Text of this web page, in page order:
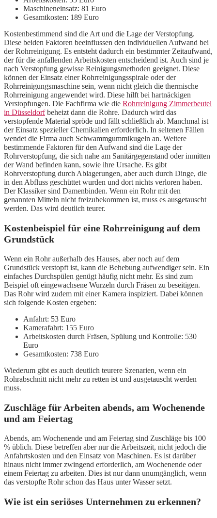
Maschineneinsatz: 81 Euro
Gesamtkosten: 189 Euro
Kostenbestimmend sind die Art und die Lage der Verstopfung.
Diese beiden Faktoren beeinflussen den individuellen Aufwand bei
der Rohrreinigung. Es entsteht dadurch ein bestimmter Zeitaufwand,
der für die anfallenden Arbeitskosten entscheidend ist. Auch sind je
nach Verstopfung gewisse Reinigungsmethoden geeignet. Diese
können der Einsatz einer Rohrreinigungsspirale oder der
Rohrreinigungsmaschine sein, wenn nicht gleich die thermische
Rohrreinigung angewendet wird. Diese hilft bei hartnäckigen
Verstopfungen. Die Fachfirma wie die Rohrreinigung Zimmerbeutel
in Düsseldorfbeheizt dann die Rohre. Dadurch wird das
verstopfende Material spröde und fällt schließlich ab. Manchmal ist
der Einsatz spezieller Chemikalien erforderlich. In seltenen Fällen
wendet die Firma auch Schwammgummikugeln an. Weitere
bestimmende Faktoren für den Aufwand sind die Lage der
Rohrverstopfung, die sich nahe am Sanitärgegenstand oder inmitten
der Wand befinden kann, sowie ihre Ursache. Es gibt
Rohrverstopfung durch Ablagerungen, aber auch durch Dinge, die
in den Abfluss geschüttet wurden und dort nichts verloren haben.
Der Klassiker sind Damenbinden. Wenn ein Rohr mit den
genannten Mitteln nicht freizubekommen ist, muss es ausgetauscht
werden. Das wird deutlich teurer.
Kostenbeispiel für eine Rohrreinigung auf dem
Grundstück
Wenn ein Rohr außerhalb des Hauses, aber noch auf dem
Grundstück verstopft ist, kann die Behebung aufwendiger sein. Ein
einfaches Durchspülen genügt häufig nicht mehr. Es sind zum
Beispiel oft eingewachsene Wurzeln durch Fräsen zu beseitigen.
Das Rohr wird zudem mit einer Kamera inspiziert. Dabei können
sich folgende Kosten ergeben:
Anfahrt: 53 Euro
Kamerafahrt: 155 Euro
Arbeitskosten durch Fräsen, Spülung und Kontrolle: 530
Euro
Gesamtkosten: 738 Euro
Wiederum gibt es auch deutlich teurere Szenarien, wenn ein
Rohrabschnitt nicht mehr zu retten ist und ausgetauscht werden
muss.
Zuschläge für Arbeiten abends, am Wochenende
und am Feiertag
Abends, am Wochenende und am Feiertag sind Zuschläge bis 100
% üblich. Diese betreffen aber nur die Arbeitszeit, nicht jedoch die
Anfahrtskosten und den Einsatz von Maschinen. Es ist darüber
hinaus nicht immer zwingend erforderlich, am Wochenende oder
einem Feiertag zu arbeiten. Dies ist nur dann unumgänglich, wenn
das verstopfte Rohr schon das Haus unter Wasser setzt.
Wie ist ein seriöses Unternehmen zu erkennen?